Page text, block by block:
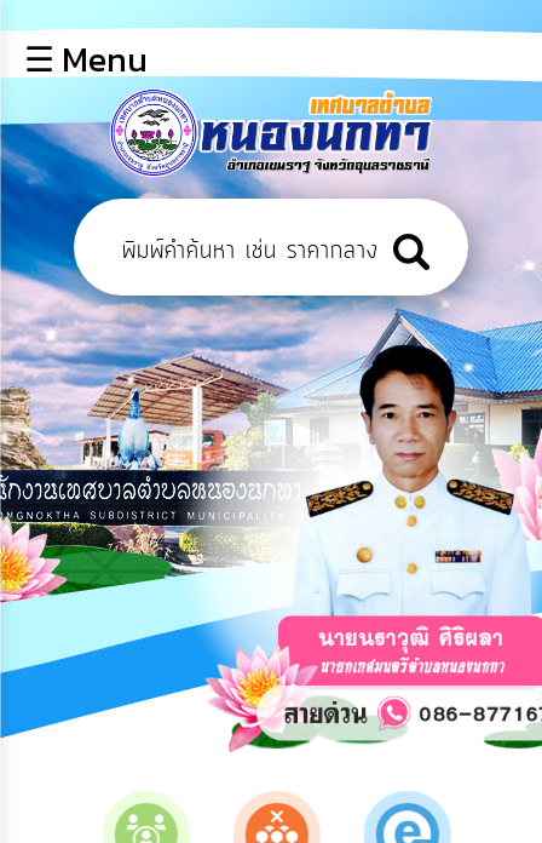
หลัก
ข้อมูล
พื้น
ฐาน
บุคลากร
ข่าว
ประชาสัมพันธ์
การ
เปิด
เผย
ข้อมูล
สาธารณะ
OIT
การ
ปฏิสัมพันธ์
ฟัง
ความ
☰ Menu